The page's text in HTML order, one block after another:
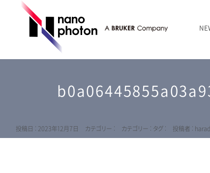
RAMANtouch vioLa | 紫外・深紫外ラマン顕微鏡
RAMAN顕微鏡オンライン見積もり
無機化合物・鉱物
投稿日 : 2023年12月7日 カテゴリー : カテゴリー : タグ : 投稿者 :